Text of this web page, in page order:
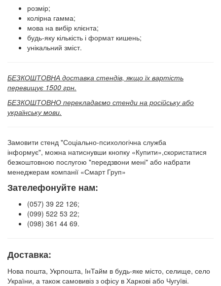
розмір;
колірна гамма;
мова на вибір клієнта;
будь-яку кількість і формат кишень;
унікальний зміст.
БЕЗКОШТОВНА доставка стендів, якщо їх вартість
перевищує 1500 грн.
БЕЗКОШТОВНО перекладаємо стенди на російську або
українську мови.
Замовити стенд "Соціально-психологічна служба
інформує", можна натиснувши кнопку «Купити»,скористатися
безкоштовною послугою "передзвони мені" або набрати
менеджерам компанії «Смарт Груп»
Зателефонуйте нам:
(057) 39 22 126;
(099) 522 53 22;
(098) 361 44 69.
Доставка:
Нова пошта, Укрпошта, ІнТайм в будь-яке місто, селище, село
України, а також самовивіз з офісу в Харкові або Чугуїві.